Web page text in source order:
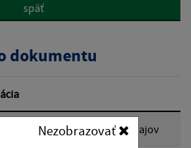
Nezobrazovať
späť
dokumentu
do orgánov samosprávnych krajov